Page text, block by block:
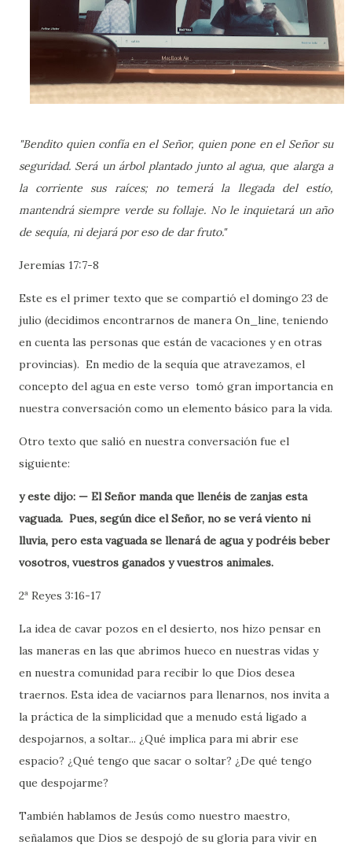
"Bendito quien confía en el Señor, quien pone en el Señor su
seguridad. Será un árbol plantado junto al agua, que alarga a
la corriente sus raíces; no temerá la llegada del estío,
mantendrá siempre verde su follaje. No le inquietará un año
de sequía, ni dejará por eso de dar fruto."
Jeremías 17:7-8
Este es el primer texto que se compartió el domingo 23 de
julio (decidimos encontrarnos de manera On_line, teniendo
en cuenta las personas que están de vacaciones y en otras
provincias). En medio de la sequía que atravezamos, el
concepto del agua en este verso tomó gran importancia en
nuestra conversación como un elemento básico para la vida.
Otro texto que salió en nuestra conversación fue el
siguiente:
y este dijo: — El Señor manda que llenéis de zanjas esta
vaguada. Pues, según dice el Señor, no se verá viento ni
lluvia, pero esta vaguada se llenará de agua y podréis beber
vosotros, vuestros ganados y vuestros animales.
2ª Reyes 3:16-17
La idea de cavar pozos en el desierto, nos hizo pensar en
las maneras en las que abrimos hueco en nuestras vidas y
en nuestra comunidad para recibir lo que Dios desea
traernos. Esta idea de vaciarnos para llenarnos, nos invita a
la práctica de la simplicidad que a menudo está ligado a
despojarnos, a soltar... ¿Qué implica para mi abrir ese
espacio? ¿Qué tengo que sacar o soltar? ¿De qué tengo
que despojarme?
También hablamos de Jesús como nuestro maestro,
señalamos que Dios se despojó de su gloria para vivir en